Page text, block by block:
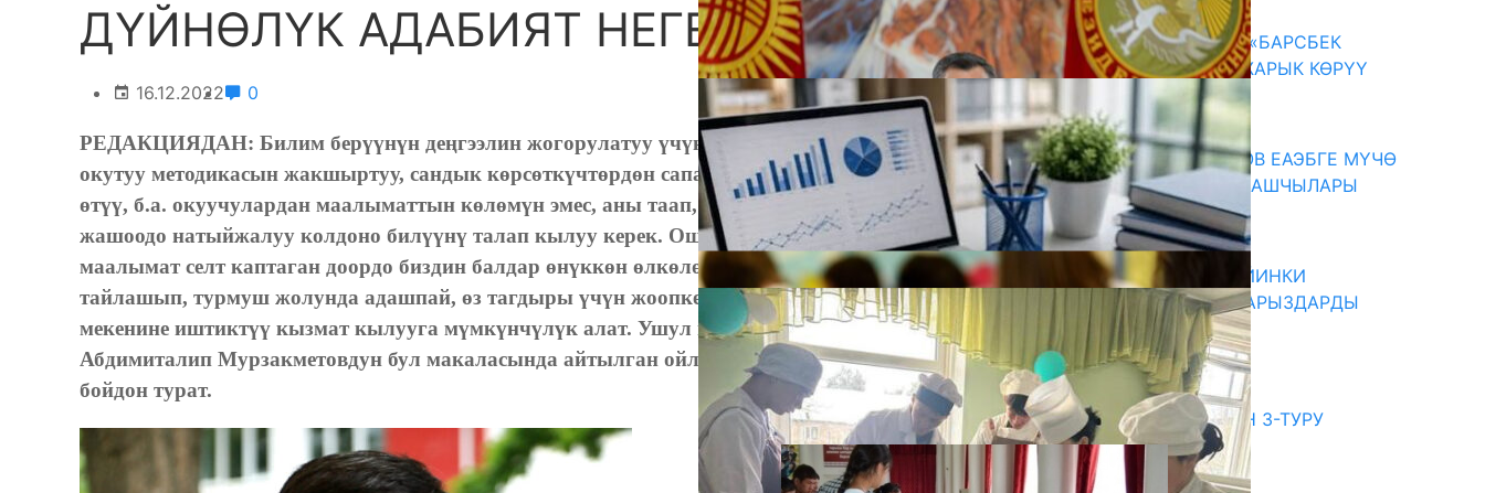
ДҮЙНӨЛҮК АДАБИЯТ НЕГЕ КЕРЕК?
16.12.2022 0
РЕДАКЦИЯДАН: Билим берүүнүн деңгээлин жогорулатуу үчүн анын мазмунун жана
окутуу методикасын жакшыртуу, сандык көрсөткүчтөрдөн сапаттык көрсөткүчтөргө
өтүү, б.а. окуучулардан маалыматтын көлөмүн эмес, аны таап, окууда туура иштете,
жашоодо натыйжалуу колдоно билүүнү талап кылуу керек. Ошондо гана азыркы
маалымат селт каптаган доордо биздин балдар өнүккөн өлкөлөрдүн балдары менен тең
тайлашып, турмуш жолунда адашпай, өз тагдыры үчүн жоопкерчиликти көтөрүүгө,
мекенине иштиктүү кызмат кылууга мүмкүнчүлүк алат. Ушул ыңгайдан карасак,
Абдимиталип Мурзакметовдун бул макаласында айтылган ойлор бүгүн да орчундуу
бойдон турат.
Акыркы жаңылыктар
КЫРГЫЗ ТАРЫХЫ ТАСМАДА: «БАРСБЕК
КАГАН» КӨРКӨМ ТАСМАСЫ ЖАРЫК КӨРҮҮ
07.08.2026
ПРЕЗИДЕНТ САДЫР ЖАПАРОВ ЕАЭБГЕ МҮЧӨ
МАМЛЕКЕТТЕРДИН ӨКМӨТ БАШЧЫЛАРЫ
МЕНЕН ЖОЛУГУШТУ
07.08.2026
ДИРЕКТОРЛОР РЕЗЕРВИ: КИЙИНКИ
АЙЛАМПАГА ЭЛЕКТРОНДУК АРЫЗДАРДЫ
КАБЫЛ АЛУУ БАШТАЛАТ
07.08.2026
Абитуриент
ЖОЖДОРГО КАБЫЛ АЛУУНУН 3-ТУРУ
БАШТАЛДЫ
27.07.2026